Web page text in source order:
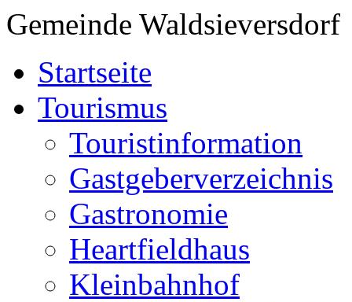
Gemeinde Waldsieversdorf
Startseite
Tourismus
Touristinformation
Gastgeberverzeichnis
Gastronomie
Heartfieldhaus
Kleinbahnhof